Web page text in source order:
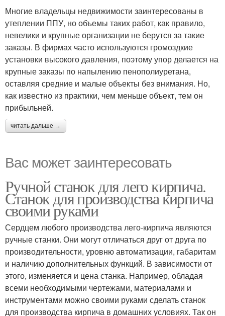
Многие владельцы недвижимости заинтересованы в
утеплении ППУ, но объемы таких работ, как правило,
невелики и крупные организации не берутся за такие
заказы. В фирмах часто используются громоздкие
установки высокого давления, поэтому упор делается на
крупные заказы по напылению пенополиуретана,
оставляя средние и малые объекты без внимания. Но,
как известно из практики, чем меньше объект, тем он
прибыльней.
читать дальше →
Вас может заинтересовать
Ручной станок для лего кирпича.
Станок для производства кирпича
своими руками
Сердцем любого производства лего-кирпича являются
ручные станки. Они могут отличаться друг от друга по
производительности, уровню автоматизации, габаритам
и наличию дополнительных функций. В зависимости от
этого, изменяется и цена станка. Например, обладая
всеми необходимыми чертежами, материалами и
инструментами можно своими руками сделать станок
для производства кирпича в домашних условиях. Так он